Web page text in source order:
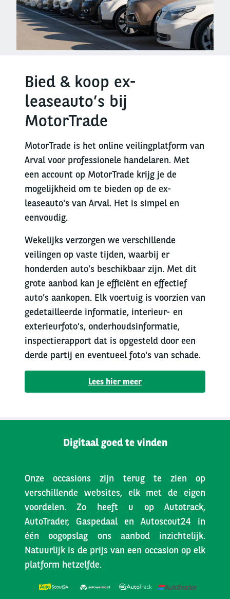
Bied & koop ex-
leaseauto’s bij
MotorTrade
MotorTrade is het online veilingplatform van
Arval voor professionele handelaren. Met
een account op MotorTrade krijg je de
mogelijkheid om te bieden op de ex-
leaseauto's van Arval. Het is simpel en
eenvoudig.
Wekelijks verzorgen we verschillende
veilingen op vaste tijden, waarbij er
honderden auto’s beschikbaar zijn. Met dit
grote aanbod kan je efficiënt en effectief
auto’s aankopen. Elk voertuig is voorzien van
gedetailleerde informatie, interieur- en
exterieurfoto's, onderhoudsinformatie,
inspectierapport dat is opgesteld door een
derde partij en eventueel foto's van schade.
Lees hier meer
Digitaal goed te vinden
Onze occasions zijn terug te zien op
verschillende websites, elk met de eigen
voordelen. Zo heeft u op Autotrack,
AutoTrader, Gaspedaal en Autoscout24 in
één oogopslag ons aanbod inzichtelijk.
Natuurlijk is de prijs van een occasion op elk
platform hetzelfde.